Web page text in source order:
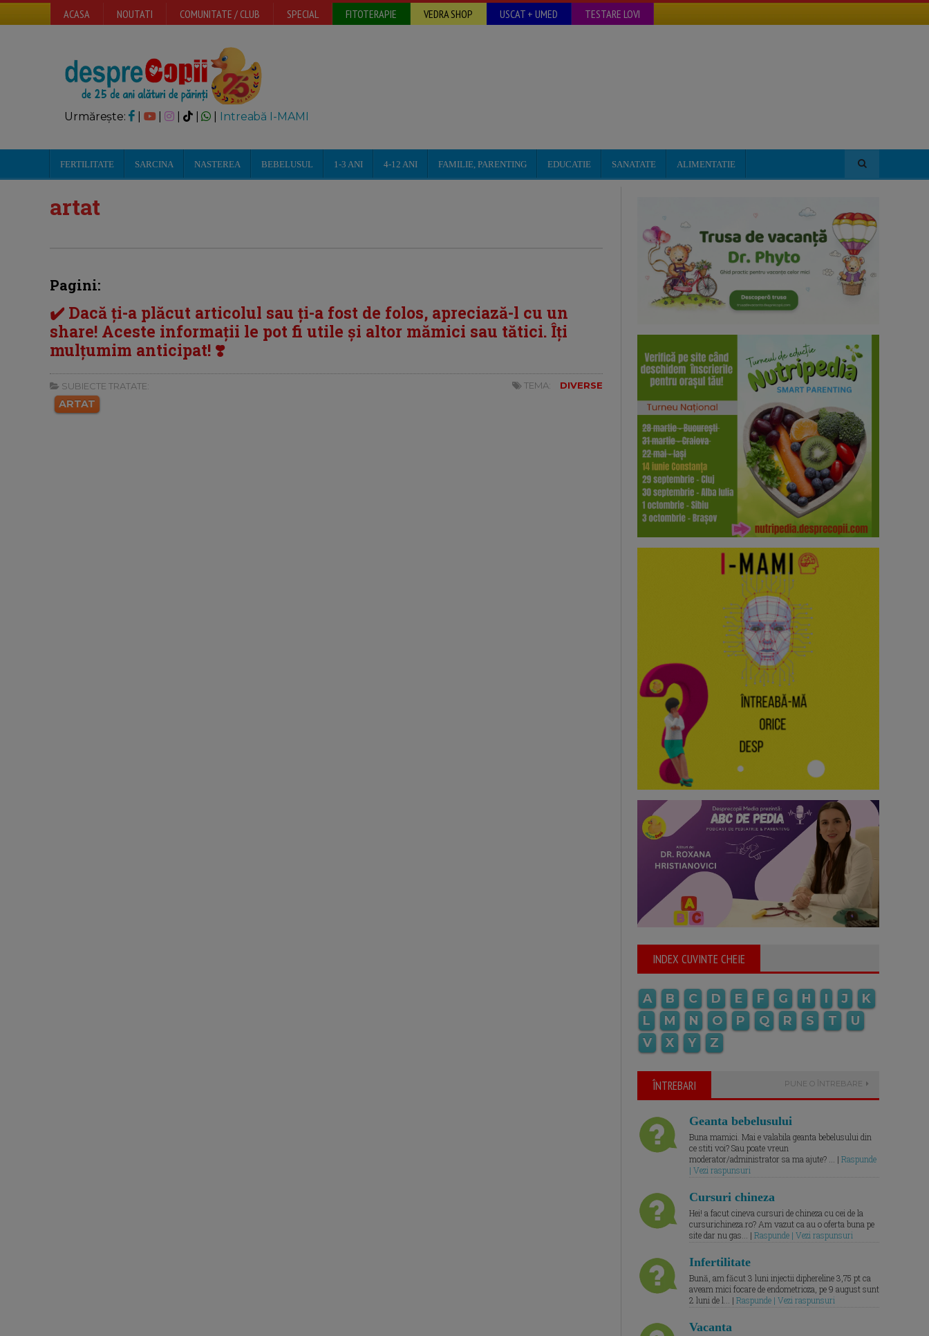
ACASA NOUTATI COMUNITATE / CLUB SPECIAL FITOTERAPIE VEDRA SHOP USCAT + UMED TESTARE LOVI
Urmărește: | | Intreabă I-MAMI
FERTILITATE SARCINA NASTEREA BEBELUSUL 1-3 ANI 4-12 ANI FAMILIE, PARENTING EDUCATIE SANATATE ALIMENTATIE
artat
Pagini:
✔️ Dacă ți-a plăcut articolul sau ți-a fost de folos, apreciază-l cu un
share! Aceste informații le pot fi utile și altor mămici sau tătici. Îți
mulțumim anticipat! ❣️
SUBIECTE TRATATE:
ARTAT
TEMA: DIVERSE
INDEX CUVINTE CHEIE
A B C D E F G H I J
K
L
M N O P Q R S T
U
V
X Y Z
ÎNTREBARI PUNE O ÎNTREBARE
Geanta bebelusului
Buna mamici. Mai e valabila geanta bebelusului din
ce stiti voi? Sau poate vreun
moderator/administrator sa ma ajute? ... | Raspunde
| Vezi raspunsuri
Cursuri chineza
Hei! a facut cineva cursuri de chineza cu cei de la
cursurichineza.ro? Am vazut ca au o oferta buna pe
site dar nu gas... | Raspunde | Vezi raspunsuri
Infertilitate
Bună, am făcut 3 luni injectii diphereline 3,75 pt ca
aveam mici focare de endometrioza, pe 9 august sunt
2 luni de l... | Raspunde | Vezi raspunsuri
Vacanta